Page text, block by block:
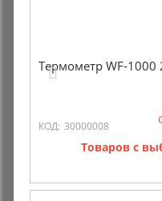
Термометр WF-
КОД: 30000008
Товаров с